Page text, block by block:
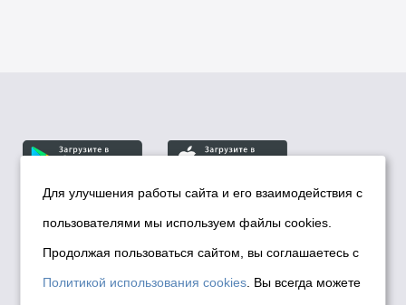
© Департамент информационной политики мэрии
города Новосибирска, 2026
Политика использования Cookies
Для улучшения работы сайта и его взаимодействия с
пользователями мы используем файлы cookies.
Продолжая пользоваться сайтом, вы соглашаетесь с
Политикой использования cookies . Вы всегда можете